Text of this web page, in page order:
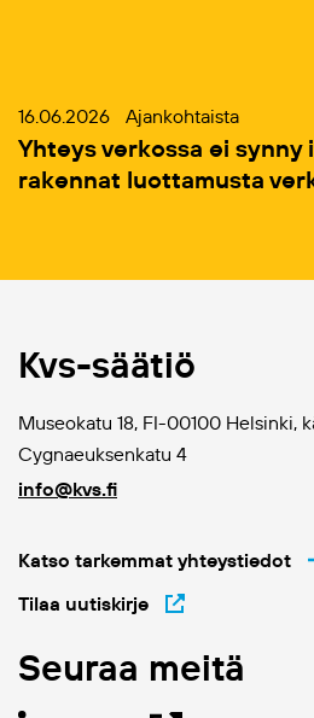
16.06.2026 Ajankohtaista
Yhteys verkossa ei synny
rakennat luottamusta
Kvs-säätiö
Museokatu 18, FI-00100 Helsinki,
Cygnaeuksenkatu 4
info@kvs.fi
Katso tarkemmat yhteystiedot
Tilaa uutiskirje
Seuraa meitä